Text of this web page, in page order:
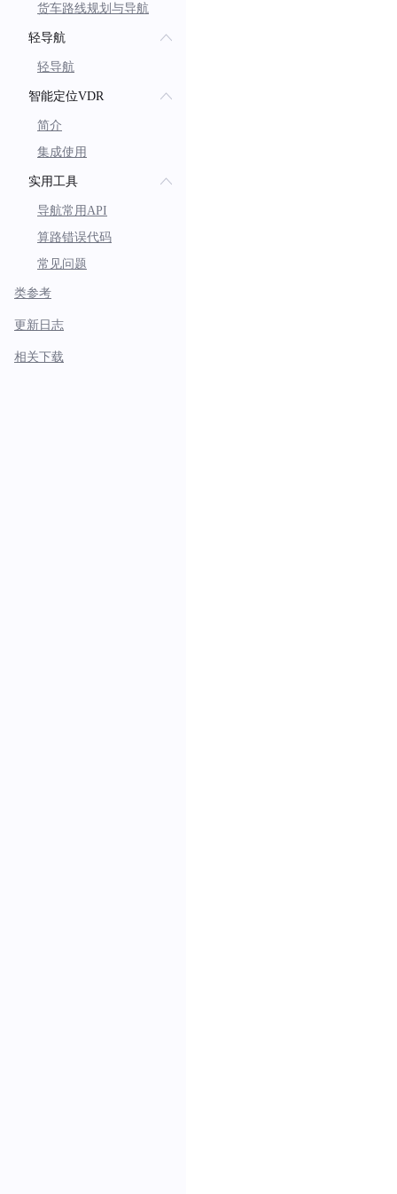
货车路线规划与导航
轻导航
轻导航
智能定位VDR
简介
集成使用
实用工具
导航常用API
算路错误代码
常见问题
类参考
更新日志
相关下载